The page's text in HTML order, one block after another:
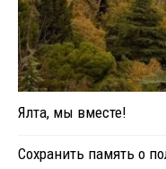
Ялта, мы вместе!
Сохранить память о